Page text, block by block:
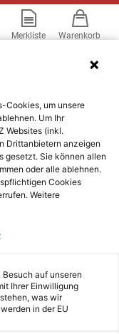
Merkliste Warenkorb
Cookies, um unsere
Um Ihr
Websites (inkl.
Drittanbietern anzeigen
gesetzt. Sie können allen
oder alle ablehnen.
Cookies
Weitere
auf unseren
Ihrer Einwilligung
was wir
in der EU